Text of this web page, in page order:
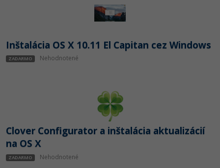
Inštalácia OS X 10.11 El Capitan cez Windows
ZADARMO Nehodnotené
Clover Configurator a inštalácia aktualizácií
na OS X
ZADARMO Nehodnotené